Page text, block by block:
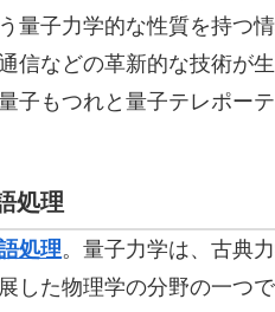
量子力学的な性質を持つ
信などの革新的な技術が
子もつれと量子テレポー
処理
処理。量子力学は、古典
した物理学の分野の一つ